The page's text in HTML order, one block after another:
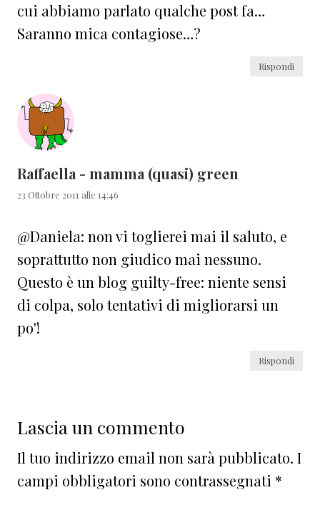
cui abbiamo parlato qualche post fa…
Saranno mica contagiose…?
Rispondi
Raffaella - mamma (quasi) green
23 Ottobre 2011 alle 14:46
@Daniela: non vi toglierei mai il saluto, e
soprattutto non giudico mai nessuno.
Questo è un blog guilty-free: niente sensi
di colpa, solo tentativi di migliorarsi un
po'!
Rispondi
Lascia un commento
Il tuo indirizzo email non sarà pubblicato. I
campi obbligatori sono contrassegnati *